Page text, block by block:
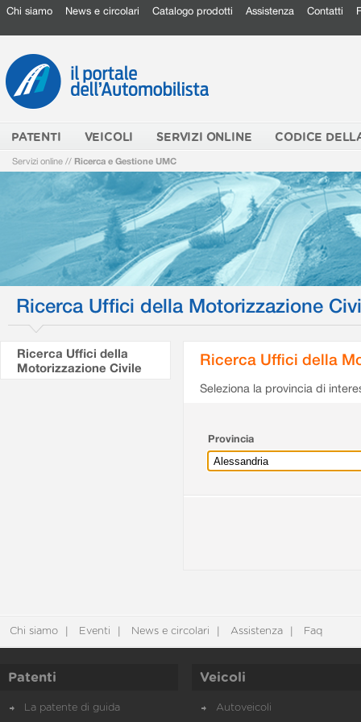
Chi siamo News e circolari Catalogo prodotti Assistenza Contatti
PATENTI VEICOLI SERVIZI ONLINE CODICE
Servizi online // Ricerca e Gestione UMC
Ricerca Uffici della Motorizzazione
Ricerca Uffici della
Motorizzazione Civile
Ricerca Uffici della
Seleziona la provincia di
Provincia
Chi siamo Eventi News e circolari Assistenza Faq
Patenti
La patente di guida
Veicoli
Autoveicoli